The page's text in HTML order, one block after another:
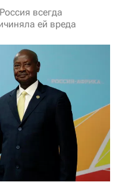
всегда
ей вреда